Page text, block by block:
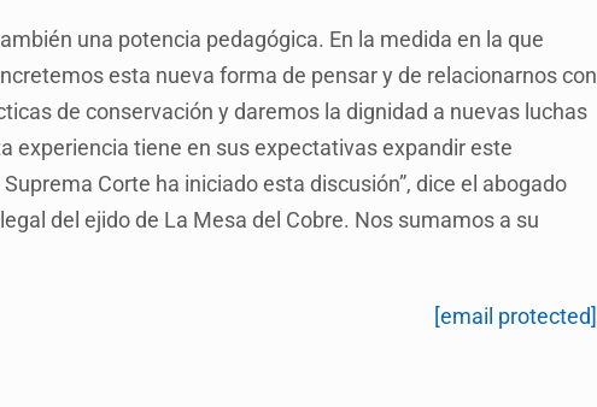
una potencia pedagógica. En la medida en la que
esta nueva forma de pensar y de relacionarnos con
de conservación y daremos la dignidad a nuevas luchas
experiencia tiene en sus expectativas expandir este
Corte ha iniciado esta discusión”, dice el abogado
del ejido de La Mesa del Cobre. Nos sumamos a su
[email protected]